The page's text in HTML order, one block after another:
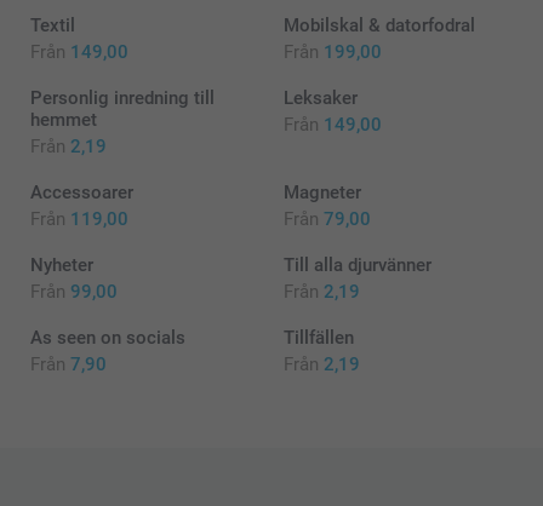
Textil
Från 149,00
Mobilskal & datorfodral
Från 199,00
Personlig inredning till
hemmet
Från 2,19
Leksaker
Från 149,00
Accessoarer
Från 119,00
Magneter
Från 79,00
Nyheter
Från 99,00
Till alla djurvänner
Från 2,19
As seen on socials
Från 7,90
Tillfällen
Från 2,19